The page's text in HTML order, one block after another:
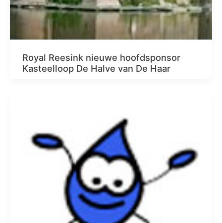
Royal Reesink nieuwe hoofdsponsor
Kasteelloop De Halve van De Haar